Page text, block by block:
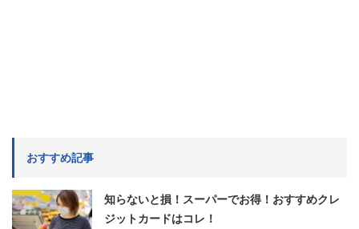
おすすめ記事
知らないと損！スーパーでお得！おすすめクレ
ジットカードはコレ！